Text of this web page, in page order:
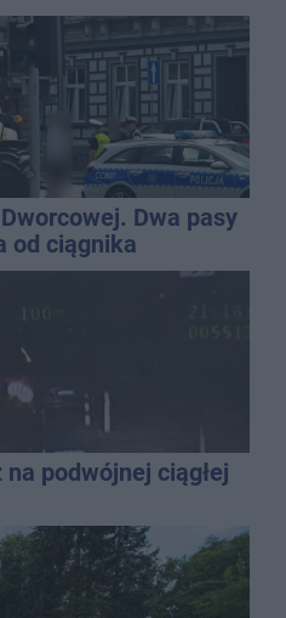
Dwa pasy
od ciągnika
podwójnej ciągłej